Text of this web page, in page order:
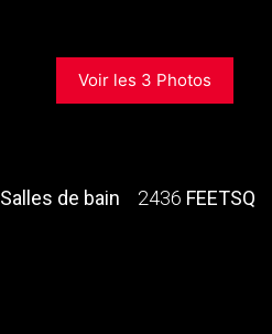
Voir les 3 Photos
Salles de bain 2436 FEETSQ